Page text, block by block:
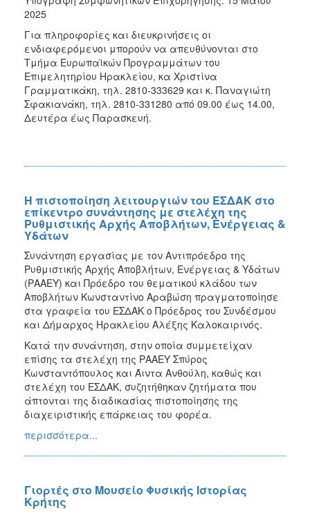
2025
Για πληροφορίες και διευκρινήσεις οι
ενδιαφερόμενοι μπορούν να απευθύνονται στο
Τμήμα Ευρωπαϊκών Προγραμμάτων του
Επιμελητηρίου Ηρακλείου, κα Χριστίνα
Γραμματικάκη, τηλ. 2810-333629 και κ. Παναγιώτη
Σφακιανάκη, τηλ. 2810-331280 από 09.00 έως 14.00,
Δευτέρα έως Παρασκευή.
Η πιστοποίηση λειτουργιών του ΕΣΔΑΚ στο
επίκεντρο συνάντησης με στελέχη της
Ρυθμιστικής Αρχής Αποβλήτων, Ενέργειας &
Υδάτων
Συνάντηση εργασίας με τον Αντιπρόεδρο της
Ρυθμιστικής Αρχής Αποβλήτων, Ενέργειας & Υδάτων
(ΡΑΑΕΥ) και Πρόεδρο του θεματικού κλάδου των
Αποβλήτων Κωνσταντίνο Αραβώση πραγματοποίησε
στα γραφεία του ΕΣΔΑΚ ο Πρόεδρος του Συνδέσμου
και Δήμαρχος Ηρακλείου Αλέξης Καλοκαιρινός.
Κατά την συνάντηση, στην οποία συμμετείχαν
επίσης τα στελέχη της ΡΑΑΕΥ Σπύρος
Κωνσταντόπουλος και Άιντα Ανθούλη, καθώς και
στελέχη του ΕΣΔΑΚ, συζητήθηκαν ζητήματα που
άπτονται της διαδικασίας πιστοποίησης της
διαχειριστικής επάρκειας του φορέα.
περισσότερα...
Γιορτές στο Μουσείο Φυσικής Ιστορίας
Κρήτης